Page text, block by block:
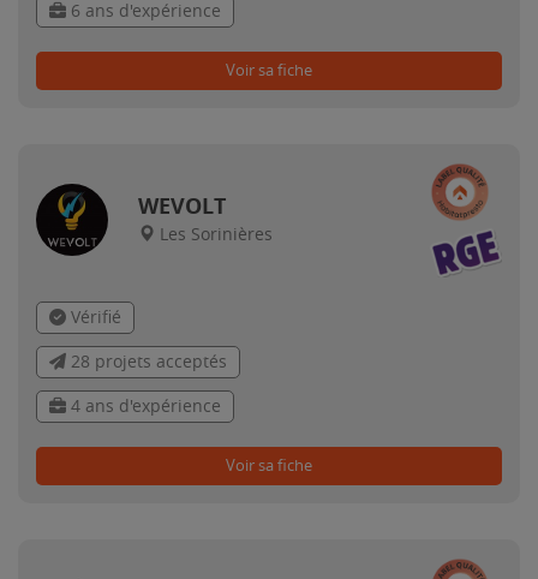
6 ans d'expérience
Voir sa fiche
WEVOLT
Les Sorinières
Vérifié
28 projets acceptés
4 ans d'expérience
Voir sa fiche